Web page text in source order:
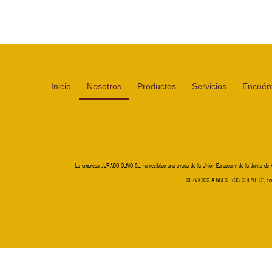
Inicio Nosotros Productos Servicios
La empresa JURADO OLMO SL, ha recibido una ayuda de la Unión Europea y de la Junta
SERVICIOS A NUESTROS